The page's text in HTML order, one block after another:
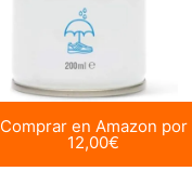
Comprar en Amazon por
12,00€